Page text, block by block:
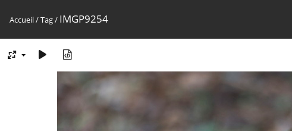
Accueil/Tag/ IMGP9254